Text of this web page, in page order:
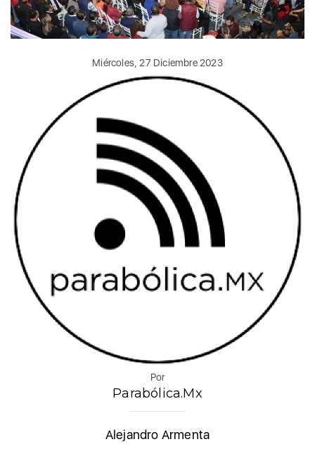
Miércoles, 27 Diciembre 2023
Por
Parabólica.Mx
Alejandro Armenta